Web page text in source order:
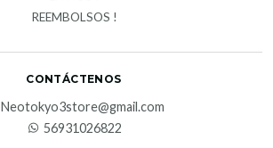
REEMBOLSOS !
CONTÁCTENOS
Neotokyo3store@gmail.com
56931026822